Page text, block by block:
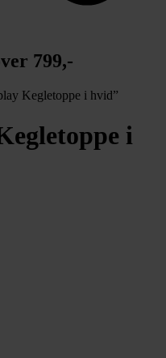
799,-
Kegletoppe i hvid”
i